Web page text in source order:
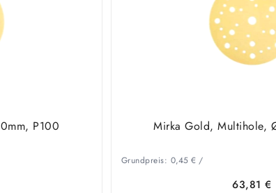
P100 Mirka Gold, Multihole,
Grundpreis: 0,45 €/
63,81€